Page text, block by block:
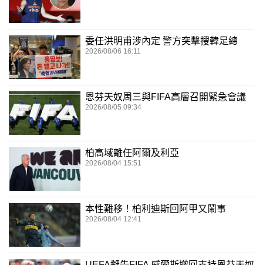
委任洪明甫涉內定 警方突擊搜韓足總
2026/08/06 16:11
恩芬天奴周三與FIFA高層召開緊急會議
2026/08/05 09:34
柏高域離任阿爾及利亞
2026/08/04 15:51
本性難移！柏利迪斯回阿甲又鬧事
2026/08/04 12:41